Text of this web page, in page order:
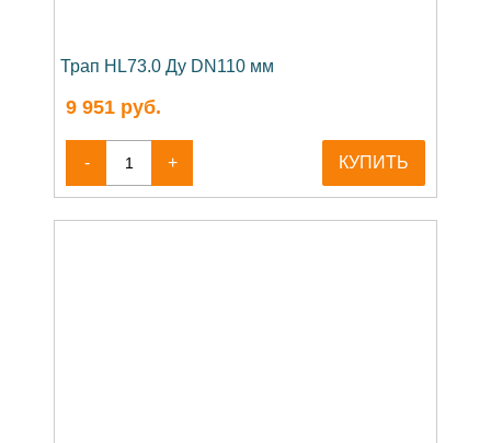
Трап HL73.0 Ду DN110 мм
9 951 руб.
- + КУПИТЬ